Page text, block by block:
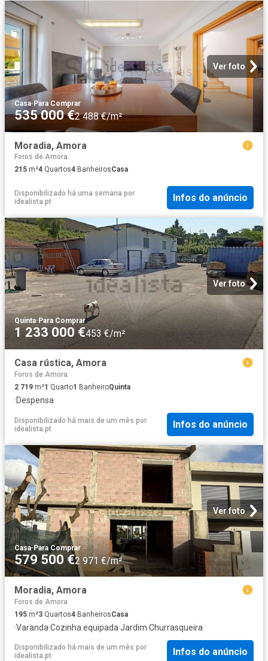
Ver foto
Casa·Para Comprar
535 000 €2 488 €/m²
Moradia, Amora
Foros de Amora
215 m²4 Quartos4 BanheirosCasa
Disponibilizado há uma semana por
idealista.pt
Infos do anúncio
Ver foto
Quinta·Para Comprar
1 233 000 €453 €/m²
Casa rústica, Amora
Foros de Amora
2 719 m²1 Quarto1 BanheiroQuinta
·Despensa
Disponibilizado há mais de um mês por
idealista.pt
Infos do anúncio
Ver foto
Casa·Para Comprar
579 500 €2 971 €/m²
Moradia, Amora
Foros de Amora
195 m²3 Quartos4 BanheirosCasa
·Varanda·Cozinha equipada·Jardim·Churrasqueira
Disponibilizado há mais de um mês por
idealista.pt
Infos do anúncio